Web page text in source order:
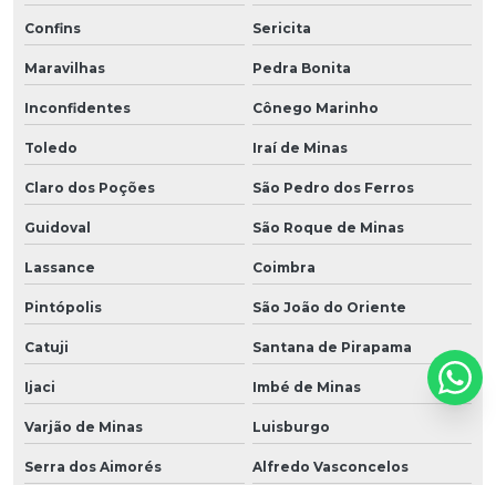
Confins Sericita
Maravilhas Pedra Bonita
Inconfidentes Cônego Marinho
Toledo Iraí de Minas
Claro dos Poções São Pedro dos Ferros
Guidoval São Roque de Minas
Lassance Coimbra
Pintópolis São João do Oriente
Catuji Santana de Pirapama
Ijaci Imbé de Minas
Varjão de Minas Luisburgo
Serra dos Aimorés Alfredo Vasconcelos